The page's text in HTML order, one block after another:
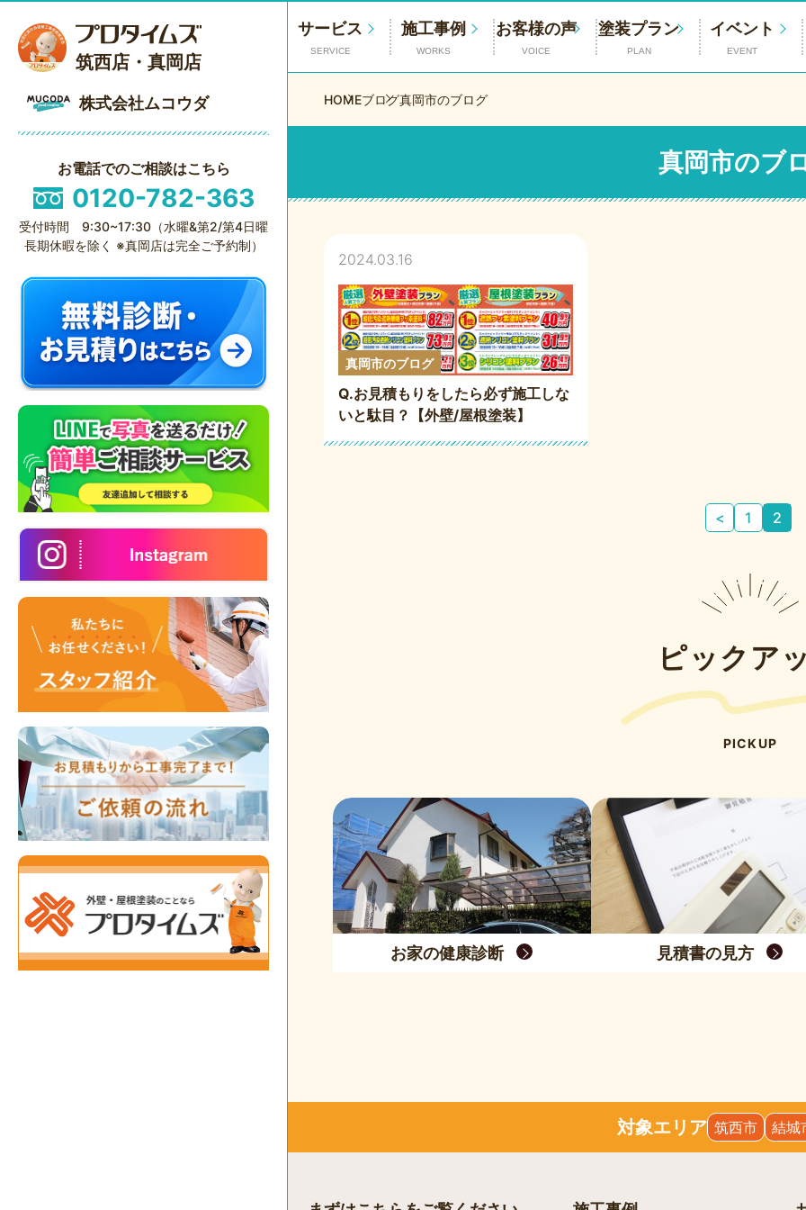
筑西店・真岡店
株式会社ムコウダ
お電話でのご相談はこちら
0120-782-363
受付時間 9:30~17:30（水曜&第2/第4日曜
長期休暇を除く ※真岡店は完全ご予約制）
サービス
SERVICE
施工事例
WORKS
お客様の声
VOICE
塗装プラン
PLAN
イベント
EVENT
HOMEブログ真岡市のブログ
真岡市のブ
2024.03.16
真岡市のブログ
Q.お見積もりをしたら必ず施工しな
いと駄目？【外壁/屋根塗装】
< 1 2
ピックア
PICKUP
お家の健康診断 見積書の見方
対象エリア 筑西市 結城